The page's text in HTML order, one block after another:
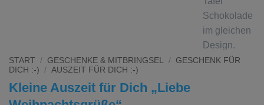
START / GESCHENKE & MITBRINGSEL / GESCHENK FÜR
DICH :-)
/ AUSZEIT FÜR DICH :-)
Kleine Auszeit für Dich „Liebe